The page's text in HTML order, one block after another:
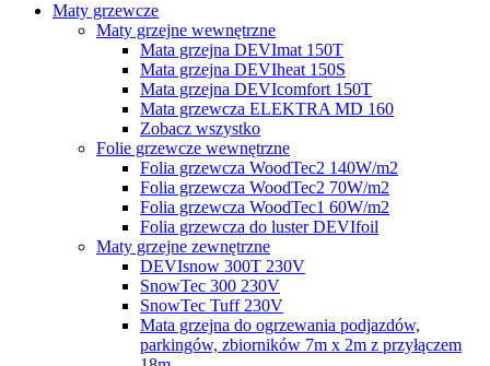
Maty grzewcze
Maty grzejne wewnętrzne
Mata grzejna DEVImat 150T
Mata grzejna DEVIheat 150S
Mata grzejna DEVIcomfort 150T
Mata grzewcza ELEKTRA MD 160
Zobacz wszystko
Folie grzewcze wewnętrzne
Folia grzewcza WoodTec2 140W/m2
Folia grzewcza WoodTec2 70W/m2
Folia grzewcza WoodTec1 60W/m2
Folia grzewcza do luster DEVIfoil
Maty grzejne zewnętrzne
DEVIsnow 300T 230V
SnowTec 300 230V
SnowTec Tuff 230V
Mata grzejna do ogrzewania podjazdów,
parkingów, zbiorników 7m x 2m z przyłączem